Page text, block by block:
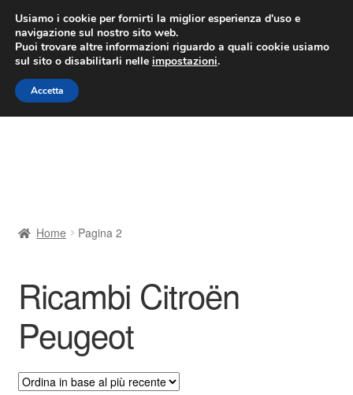
CONSEGNA da 7 EUR
Lun-Ven 9:00 - 16:00/800 580 290
Vai
alla
navigazione
Vai
al
contenuto
Contatto
Il mio account
Pagamenti
Home Pagina 2
Ricambi Citroën
Peugeot
Usiamo i cookie per fornirti la miglior esperienza d'uso e
navigazione sul nostro sito web.
Puoi trovare altre informazioni riguardo a quali cookie usiamo
sul sito o disabilitarli nelle impostazioni.
Accetta